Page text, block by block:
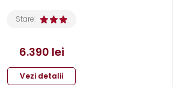
Stare:
6.390 lei
Vezi detalii